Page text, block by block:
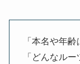
「本名や年齢
「どんなル